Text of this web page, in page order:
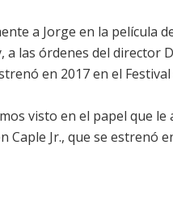
a Jorge en la película
a las órdenes del director
en 2017 en el Festival
visto en el papel que le
Caple Jr., que se estrenó